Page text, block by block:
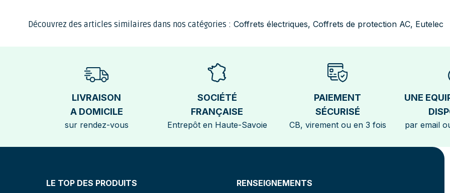
Découvrez des articles similaires dans nos catégories : Coffrets électriques, Coffrets de protection AC, Eutelec
LIVRAISON
A DOMICILE
sur rendez-vous
SOCIÉTÉ
FRANÇAISE
Entrepôt en Haute-Savoie
PAIEMENT
SÉCURISÉ
CB, virement ou en 3 fois
UNE
par email
LE TOP DES PRODUITS
RENSEIGNEMENTS